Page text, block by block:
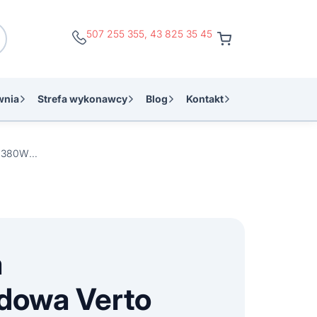
507 255 355 43 825 35 45
Strefa wykonawcy Blog Kontakt
Szlifierka mimośrodowa Verto 51G750 380W 125 mm
Verto